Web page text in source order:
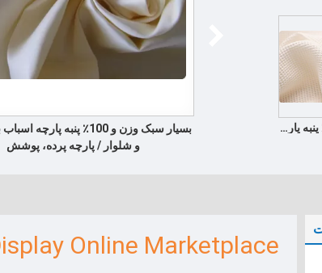
بسیار سبک وزن و 100٪ پنبه
و شلوار / پارچه پرده، پوشش
معاصر 100٪ پنبه پارچه لباس زیر تنفس 120-135gsm پارچه
Online Marketplace